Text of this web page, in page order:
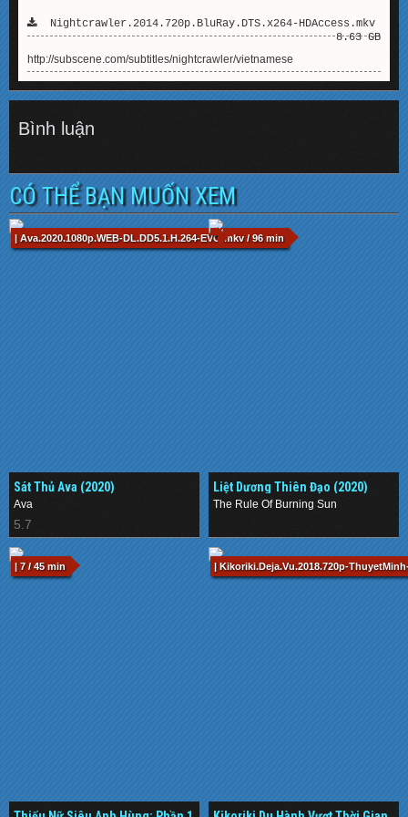
Nightcrawler.2014.720p.BluRay.DTS.x264-HDAccess.mkv
8.63 GB
http://subscene.com/subtitles/nightcrawler/vietnamese
Bình luận
CÓ THỂ BẠN MUỐN XEM
| Ava.2020.1080p.WEB-DL.DD5.1.H.264-EVO.mkv / 96 min
Sát Thủ Ava (2020)
Ava
5.7
Liệt Dương Thiên Đạo (2020)
The Rule Of Burning Sun
| 7 / 45 min | Kikoriki.Deja.Vu.2018.720p-